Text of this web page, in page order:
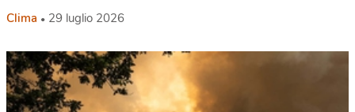
Clima 29 luglio 2026